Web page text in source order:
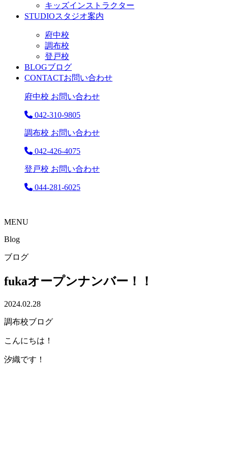
キッズインストラクター
STUDIOスタジオ案内
府中校
調布校
登戸校
BLOGブログ
CONTACTお問い合わせ
府中校 お問い合わせ
042-310-9805
調布校 お問い合わせ
042-426-4075
登戸校 お問い合わせ
044-281-6025
MENU
Blog
ブログ
fukaオープンナンバー！！
2024.02.28
調布校ブログ
こんにちは！
汐織です！